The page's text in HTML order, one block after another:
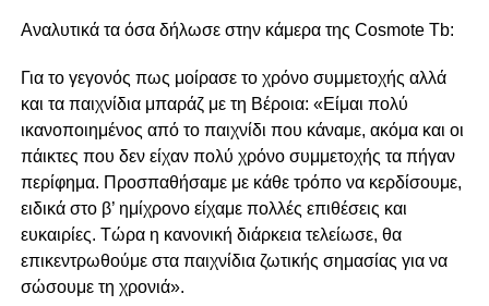
Αναλυτικά τα όσα δήλωσε στην κάμερα της Cosmote Tb:
Για το γεγονός πως μοίρασε το χρόνο συμμετοχής αλλά
και τα παιχνίδια μπαράζ με τη Βέροια: «Είμαι πολύ
ικανοποιημένος από το παιχνίδι που κάναμε, ακόμα και οι
πάικτες που δεν είχαν πολύ χρόνο συμμετοχής τα πήγαν
περίφημα. Προσπαθήσαμε με κάθε τρόπο να κερδίσουμε,
ειδικά στο β’ ημίχρονο είχαμε πολλές επιθέσεις και
ευκαιρίες. Τώρα η κανονική διάρκεια τελείωσε, θα
επικεντρωθούμε στα παιχνίδια ζωτικής σημασίας για να
σώσουμε τη χρονιά».